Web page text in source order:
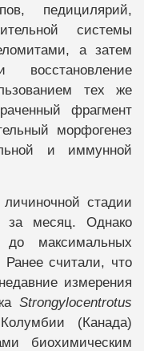
педицилярий,
системы
а затем
восстановление
тех же
фрагмент
морфогенез
и иммунной
стадии
за месяц. Однако
до максимальных
считали, что
измерения
Strongylocentrotus
(Канада)
биохимическим